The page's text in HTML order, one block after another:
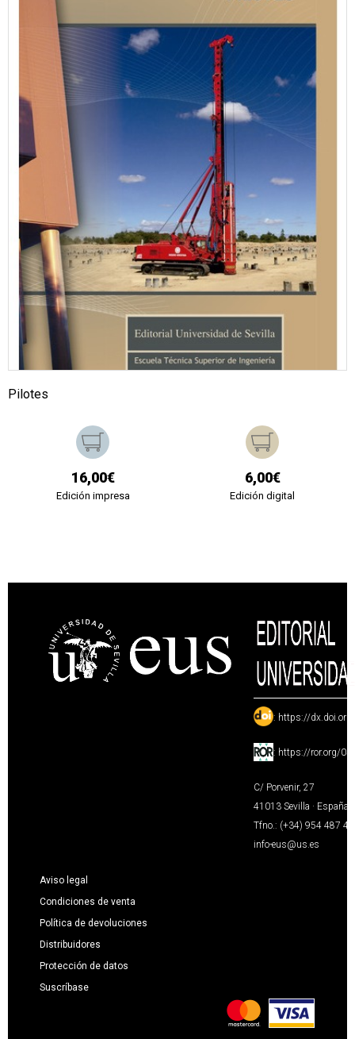
Pilotes
16,00€
Edición impresa
6,00€
Edición digital
: https://
: https://ror.org/
C/ Porvenir, 27
41013 Sevilla · España
Tfno.: (+34) 954 487
info-eus@us.es
Aviso legal
Condiciones de venta
Política de devoluciones
Distribuidores
Protección de datos
Suscríbase